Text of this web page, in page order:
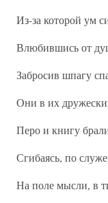
Из-за которой ум
Влюбившись от
Забросив шпагу
Они в их
Перо и книгу
Сгибаясь, по
На поле мысли, в